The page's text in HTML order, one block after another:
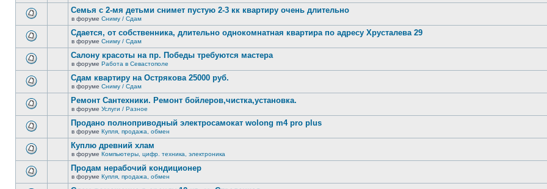
новых
непрочитанных
сообщений.
новых
непрочитанных
сообщений.
новых
непрочитанных
сообщений.
Семья с 2-мя детьми снимет пустую 2-3 кк квартиру очень длительно
в форуме Сниму / Сдам
новых
непрочитанных
сообщений.
Сдается, от собственника, длительно однокомнатная квартира по адресу Хрусталева 29
в форуме Сниму / Сдам
новых
непрочитанных
сообщений.
Салону красоты на пр. Победы требуются мастера
в форуме Работа в Севастополе
новых
непрочитанных
сообщений.
Сдам квартиру на Острякова 25000 руб.
в форуме Сниму / Сдам
новых
непрочитанных
сообщений.
Ремонт Сантехники. Ремонт бойлеров,чистка,установка.
в форуме Услуги / Разное
новых
непрочитанных
сообщений.
Продано полноприводный электросамокат wolong m4 pro plus
в форуме Купля, продажа, обмен
новых
Куплю древний хлам
в форуме Компьютеры, цифр. техника, электроника
Продам нерабочий кондиционер
в форуме Купля, продажа, обмен